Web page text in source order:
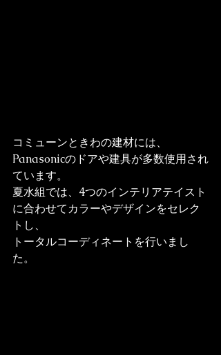
コミューンときわの建材には、
Panasonicのドアや建具が多数使用され
ています。
夏水組では、4つのインテリアテイスト
に合わせてカラーやデザインをセレク
トし、
トータルコーディネートを行いまし
た。